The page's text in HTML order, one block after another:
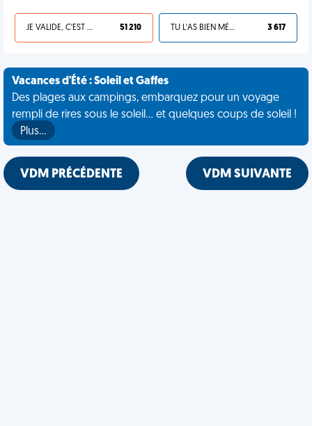
JE VALIDE, C'EST UNE VDM 51 210 TU L'AS BIEN MÉRITÉ 3 617
Vacances d'Été : Soleil et Gaffes
Des plages aux campings, embarquez pour un voyage
rempli de rires sous le soleil... et quelques coups de soleil !
Plus…
VDM PRÉCÉDENTE VDM SUIVANTE